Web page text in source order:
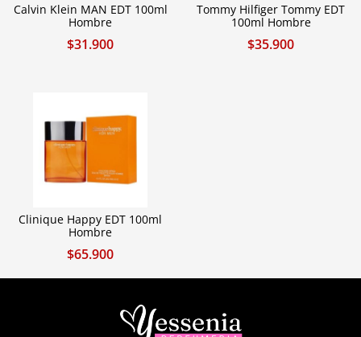
Calvin Klein MAN EDT 100ml
Hombre
$31.900
Tommy Hilfiger Tommy EDT
100ml Hombre
$35.900
Clinique Happy EDT 100ml
Hombre
$65.900